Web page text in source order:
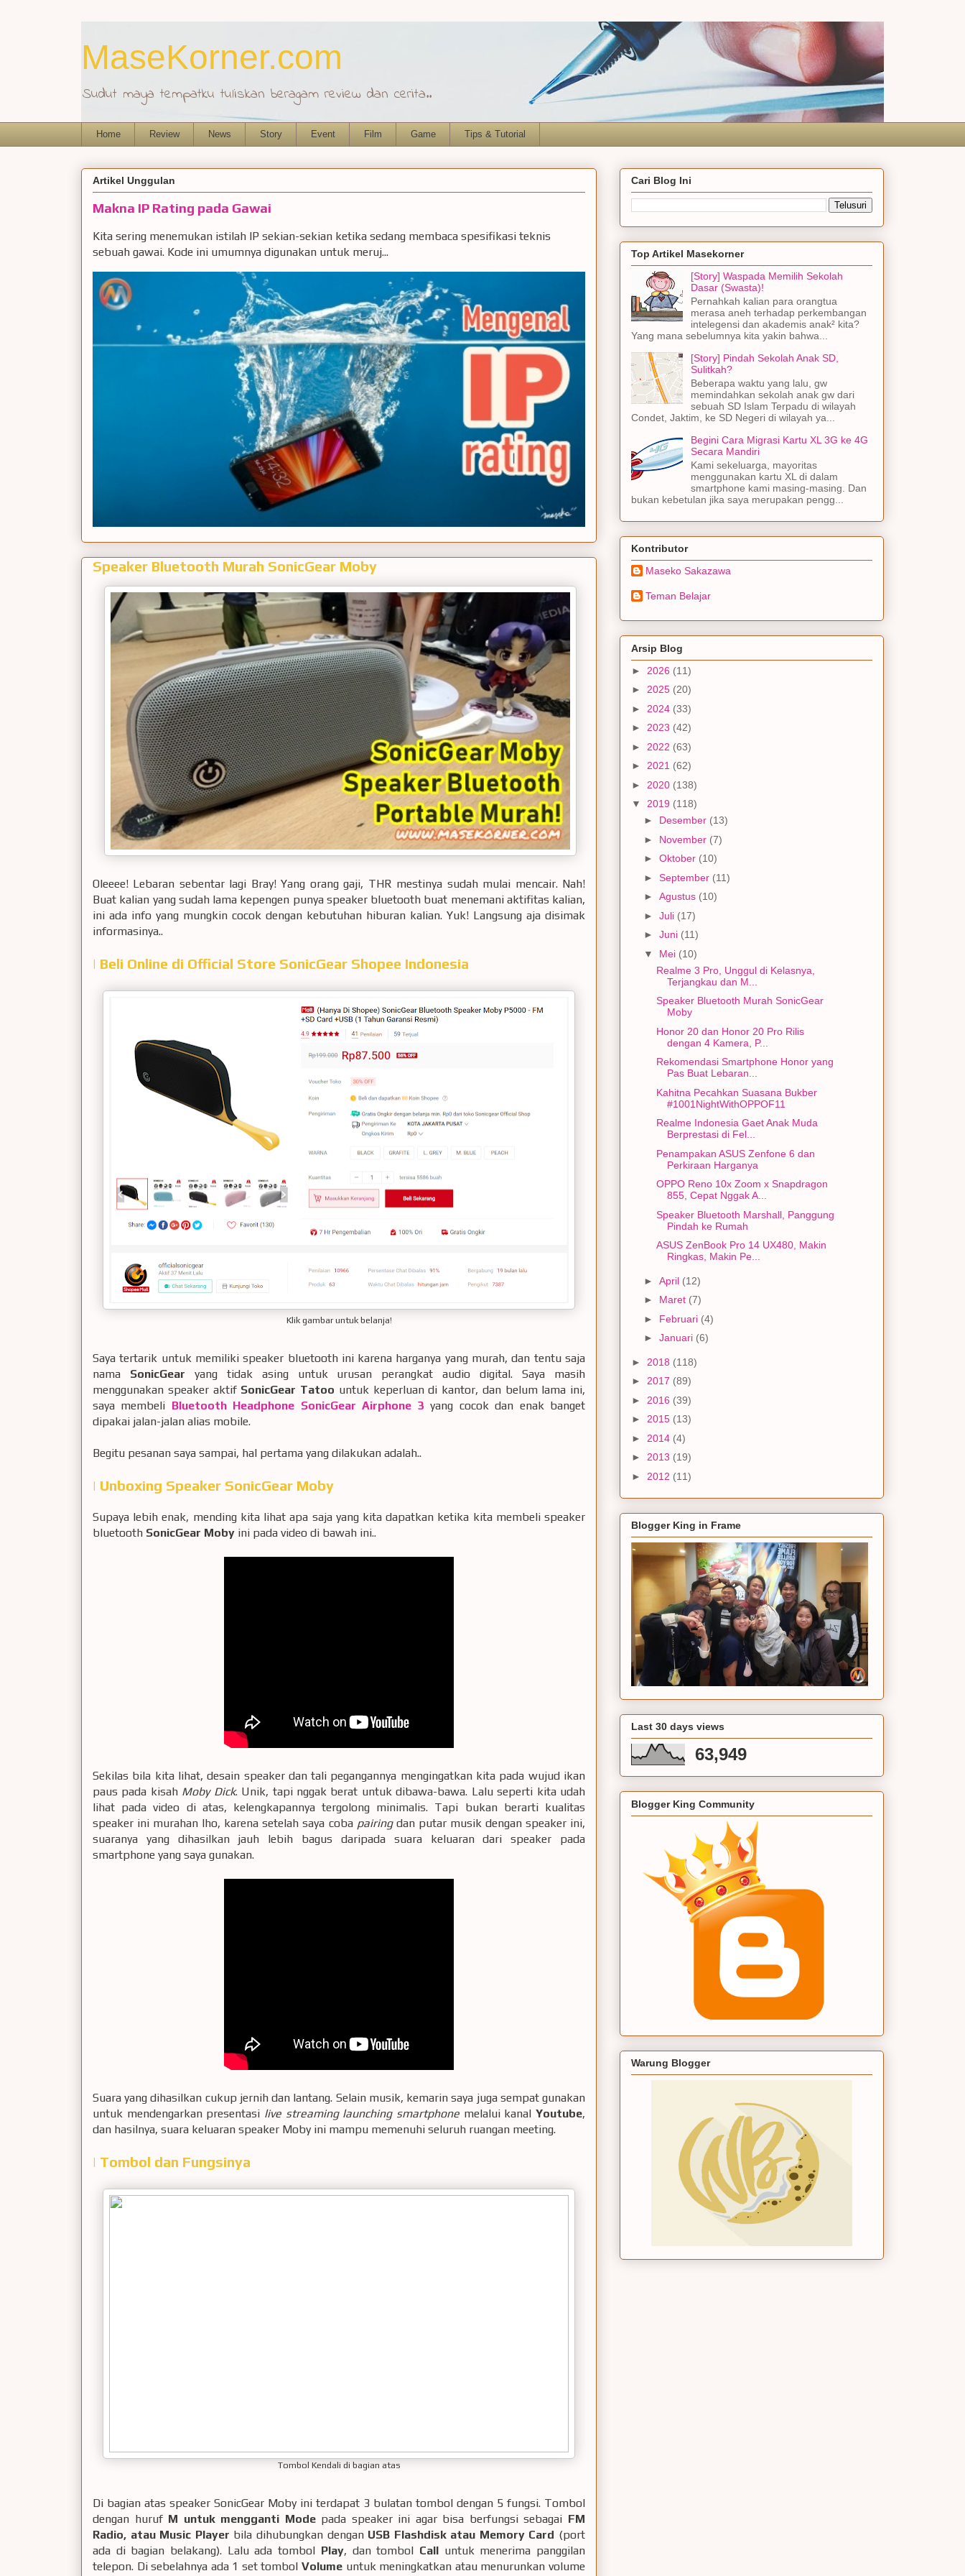
MaseKorner.com
Sudut maya tempatku tuliskan beragam review dan cerita..
Home Review News Story Event Film Game Tips & Tutorial
Artikel Unggulan
Makna IP Rating pada Gawai
Kita sering menemukan istilah IP sekian-sekian ketika sedang membaca spesifikasi teknis
sebuah gawai. Kode ini umumnya digunakan untuk meruj...
Speaker Bluetooth Murah SonicGear Moby
Oleeee! Lebaran sebentar lagi Bray! Yang orang gaji, THR mestinya sudah mulai mencair. Nah!
Buat kalian yang sudah lama kepengen punya speaker bluetooth buat menemani aktifitas kalian,
ini ada info yang mungkin cocok dengan kebutuhan hiburan kalian. Yuk! Langsung aja disimak
informasinya..
| Beli Online di Official Store SonicGear Shopee Indonesia
Klik gambar untuk belanja!
Saya tertarik untuk memiliki speaker bluetooth ini karena harganya yang murah, dan tentu saja
nama SonicGear yang tidak asing untuk urusan perangkat audio digital. Saya masih
menggunakan speaker aktif SonicGear Tatoo untuk keperluan di kantor, dan belum lama ini,
saya membeli Bluetooth Headphone SonicGear Airphone 3 yang cocok dan enak banget
dipakai jalan-jalan alias mobile.
Begitu pesanan saya sampai, hal pertama yang dilakukan adalah..
| Unboxing Speaker SonicGear Moby
Supaya lebih enak, mending kita lihat apa saja yang kita dapatkan ketika kita membeli speaker
bluetooth SonicGear Moby ini pada video di bawah ini..
Sekilas bila kita lihat, desain speaker dan tali pegangannya mengingatkan kita pada wujud ikan
paus pada kisah Moby Dick. Unik, tapi nggak berat untuk dibawa-bawa. Lalu seperti kita udah
lihat pada video di atas, kelengkapannya tergolong minimalis. Tapi bukan berarti kualitas
speaker ini murahan lho, karena setelah saya coba pairing dan putar musik dengan speaker ini,
suaranya yang dihasilkan jauh lebih bagus daripada suara keluaran dari speaker pada
smartphone yang saya gunakan.
Suara yang dihasilkan cukup jernih dan lantang. Selain musik, kemarin saya juga sempat gunakan
untuk mendengarkan presentasi live streaming launching smartphone melalui kanal Youtube,
dan hasilnya, suara keluaran speaker Moby ini mampu memenuhi seluruh ruangan meeting.
| Tombol dan Fungsinya
Tombol Kendali di bagian atas
Di bagian atas speaker SonicGear Moby ini terdapat 3 bulatan tombol dengan 5 fungsi. Tombol
dengan huruf M untuk mengganti Modepada speaker ini agar bisa berfungsi sebagai FM
Radio, atau Music Player bila dihubungkan dengan USB Flashdisk atau Memory Card (port
ada di bagian belakang). Lalu ada tombol Play, dan tombol Call untuk menerima panggilan
telepon. Di sebelahnya ada 1 set tombolVolume untuk meningkatkan atau menurunkan volume
Cari Blog Ini
Top Artikel Masekorner
[Story] Waspada Memilih Sekolah
Dasar (Swasta)!
Pernahkah kalian para orangtua
merasa aneh terhadap perkembangan
intelegensi dan akademis anak² kita?
Yang mana sebelumnya kita yakin bahwa...
[Story] Pindah Sekolah Anak SD,
Sulitkah?
Beberapa waktu yang lalu, gw
memindahkan sekolah anak gw dari
sebuah SD Islam Terpadu di wilayah
Condet, Jaktim, ke SD Negeri di wilayah ya...
Begini Cara Migrasi Kartu XL 3G ke 4G
Secara Mandiri
Kami sekeluarga, mayoritas
menggunakan kartu XL di dalam
smartphone kami masing-masing. Dan
bukan kebetulan jika saya merupakan pengg...
Kontributor
Maseko Sakazawa
Teman Belajar
Arsip Blog
► 2026 (11)
► 2025 (20)
► 2024 (33)
► 2023 (42)
► 2022 (63)
► 2021 (62)
► 2020 (138)
▼ 2019 (118)
► Desember (13)
► November (7)
► Oktober (10)
► September (11)
► Agustus (10)
► Juli (17)
► Juni (11)
▼ Mei (10)
Realme 3 Pro, Unggul di Kelasnya,
Terjangkau dan M...
Speaker Bluetooth Murah SonicGear
Moby
Honor 20 dan Honor 20 Pro Rilis
dengan 4 Kamera, P...
Rekomendasi Smartphone Honor yang
Pas Buat Lebaran...
Kahitna Pecahkan Suasana Bukber
#1001NightWithOPPOF11
Realme Indonesia Gaet Anak Muda
Berprestasi di Fel...
Penampakan ASUS Zenfone 6 dan
Perkiraan Harganya
OPPO Reno 10x Zoom x Snapdragon
855, Cepat Nggak A...
Speaker Bluetooth Marshall, Panggung
Pindah ke Rumah
ASUS ZenBook Pro 14 UX480, Makin
Ringkas, Makin Pe...
► April (12)
► Maret (7)
► Februari (4)
► Januari (6)
► 2018 (118)
► 2017 (89)
► 2016 (39)
► 2015 (13)
► 2014 (4)
► 2013 (19)
► 2012 (11)
Blogger King in Frame
Last 30 days views
63,949
Blogger King Community
Warung Blogger